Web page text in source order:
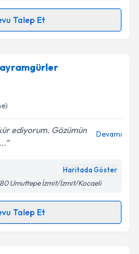
kabul ediyorum.
Talep Et
randevu takvimi talebi
randevu almanız için bir
posta ile bilgilendireceğiz.
ilişkin
Aydınlatma
verilerimin belirtilen
kabul ediyorum.
ediyorum. Gözümün
Devamı
Haritada Göster
Umuttepe İzmit/İzmit/Kocaeli
Talep Et